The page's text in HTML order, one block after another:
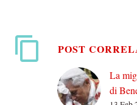
POST
La
di